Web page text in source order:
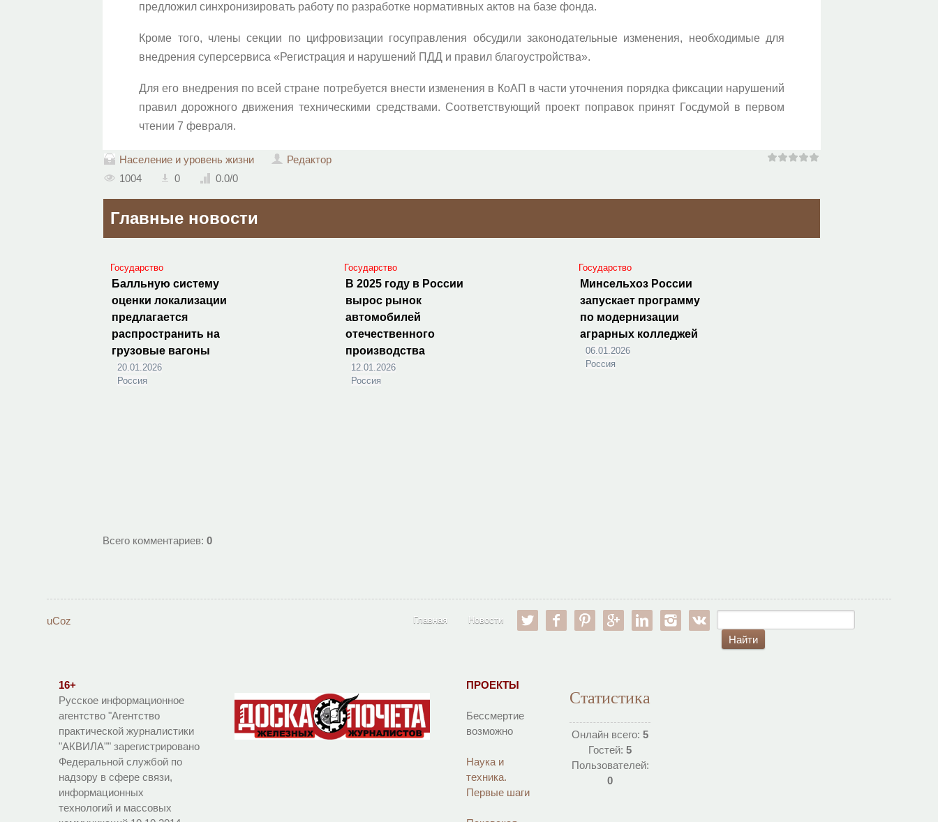
предложил синхронизировать работу по разработке нормативных актов на базе фонда.
Кроме того, члены секции по цифровизации госуправления обсудили законодательные изменения, необходимые для
внедрения суперсервиса «Регистрация и нарушений ПДД и правил благоустройства».
Для его внедрения по всей стране потребуется внести изменения в КоАП в части уточнения порядка фиксации нарушений
правил дорожного движения техническими средствами. Соответствующий проект поправок принят Госдумой в первом
чтении 7 февраля.
Население и уровень жизни
Редактор
1004
0 0.0/0
Главные новости
Государство
Балльную систему
оценки локализации
предлагается
распространить на
грузовые вагоны
20.01.2026
Россия
Государство
В 2025 году в России
вырос рынок
автомобилей
отечественного
производства
12.01.2026
Россия
Государство
Минсельхоз России
запускает программу
по модернизации
аграрных колледжей
06.01.2026
Россия
Всего комментариев:0
uCoz twitter facebookpinterestgoogle-pllinkedin instagram
Главная Новости
16+
Русское информационное
агентство "Агентство
практической журналистики
"АКВИЛА"" зарегистрировано
Федеральной службой по
надзору в сфере связи,
информационных
технологий и массовых
ПРОЕКТЫ
Бессмертие
возможно
Наука и
техника.
Первые шаги
Статистика
Онлайн всего:5
Гостей:5
Пользователей:
0